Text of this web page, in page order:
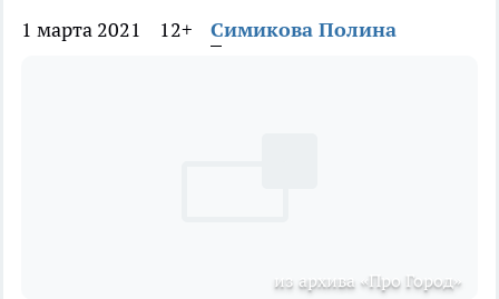
1 марта 2021 12+ Симикова Полина
из архива «Про Город»